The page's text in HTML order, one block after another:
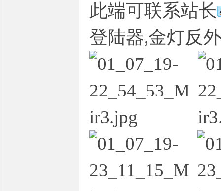
此端可联系站长
登陆器,金灯反